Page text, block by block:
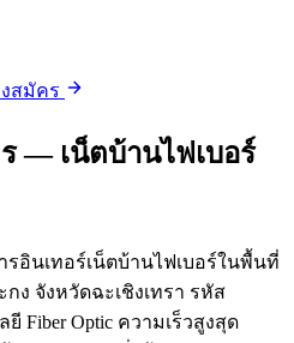
งสมัคร
— เน็ตบ้านไฟเบอร์
รอินเทอร์เน็ตบ้านไฟเบอร์ในพื้นที่
ง จังหวัดฉะเชิงเทรา รหัส
Fiber Optic ความเร็วสูงสุด